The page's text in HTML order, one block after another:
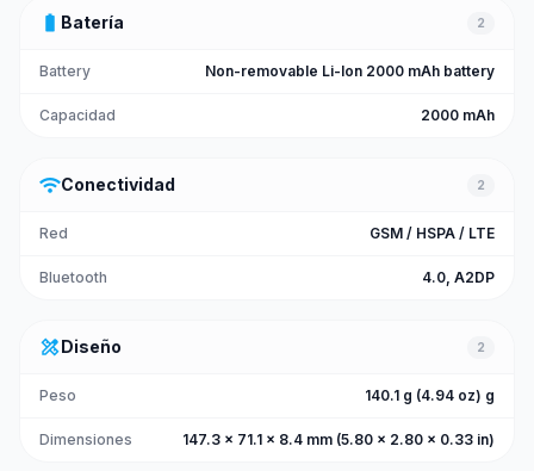
battery_full Batería 2
Battery Non-removable Li-Ion 2000 mAh battery
Capacidad 2000 mAh
wifiConectividad 2
Red GSM / HSPA / LTE
Bluetooth 4.0, A2DP
design_servicesDiseño 2
Peso 140.1 g (4.94 oz) g
Dimensiones 147.3 x 71.1 x 8.4 mm (5.80 x 2.80 x 0.33 in)